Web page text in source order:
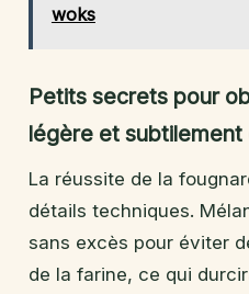
woks
Petits secrets pour
légère et subtilement
La réussite de la
détails techniques.
sans excès pour éviter
de la farine, ce qui